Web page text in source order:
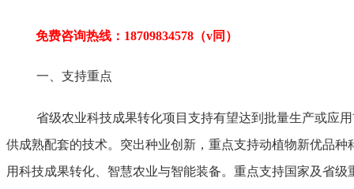
免费咨询热线： 18709834578（v同）
一、支持重点
省级农业科技成果转化项目支持有望达到批量生产或应
供成熟配套的技术。突出种业创新，重点支持动植物新优品
用科技成果转化、智慧农业与智能装备。重点支持国家及省